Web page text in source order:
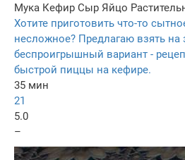
Мука Кефир Сыр Яйцо
Хотите приготовить что-то
несложное? Предлагаю взять на
беспроигрышный вариант -
быстрой пиццы на кефире.
35 мин
21
5.0
–